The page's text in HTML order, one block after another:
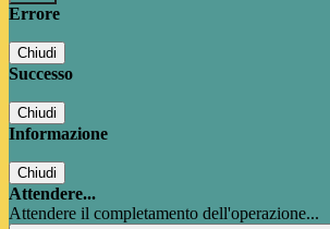
Errore
Chiudi
Successo
Chiudi
Informazione
Chiudi
Attendere...
Attendere il completamento dell'operazione...